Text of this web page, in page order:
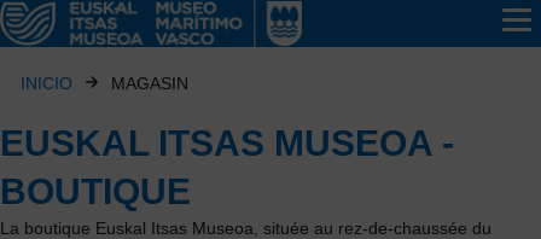
INICIO MAGASIN
EUSKAL ITSAS MUSEOA -
BOUTIQUE
La boutique Euskal Itsas Museoa, située au rez-de-chaussée du